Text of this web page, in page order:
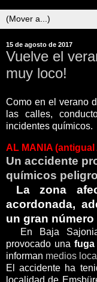
15 de agosto de 2017
Vuelve el
muy loco!
Como en el verano
las calles,
incidentes químicos.
AL MANIA (antigual
Un accidente
químicos
La zona
acordonada,
un gran
En Baja
provocado una
informan medios
El accidente ha
localidad de